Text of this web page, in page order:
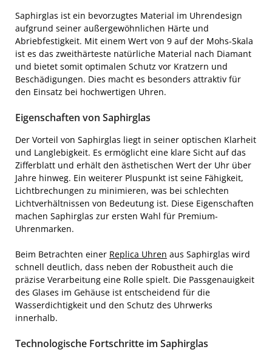
Saphirglas ist ein bevorzugtes Material im Uhrendesign
aufgrund seiner außergewöhnlichen Härte und
Abriebfestigkeit. Mit einem Wert von 9 auf der Mohs-Skala
ist es das zweithärteste natürliche Material nach Diamant
und bietet somit optimalen Schutz vor Kratzern und
Beschädigungen. Dies macht es besonders attraktiv für
den Einsatz bei hochwertigen Uhren.
Eigenschaften von Saphirglas
Der Vorteil von Saphirglas liegt in seiner optischen Klarheit
und Langlebigkeit. Es ermöglicht eine klare Sicht auf das
Zifferblatt und erhält den ästhetischen Wert der Uhr über
Jahre hinweg. Ein weiterer Pluspunkt ist seine Fähigkeit,
Lichtbrechungen zu minimieren, was bei schlechten
Lichtverhältnissen von Bedeutung ist. Diese Eigenschaften
machen Saphirglas zur ersten Wahl für Premium-
Uhrenmarken.
Beim Betrachten einer Replica Uhren aus Saphirglas wird
schnell deutlich, dass neben der Robustheit auch die
präzise Verarbeitung eine Rolle spielt. Die Passgenauigkeit
des Glases im Gehäuse ist entscheidend für die
Wasserdichtigkeit und den Schutz des Uhrwerks
innerhalb.
Technologische Fortschritte im Saphirglas